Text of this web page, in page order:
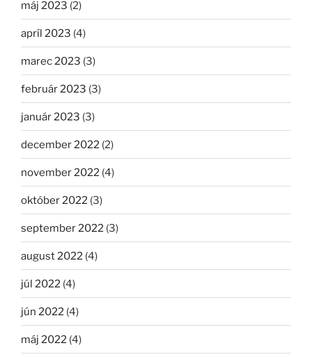
máj 2023 (2)
apríl 2023 (4)
marec 2023 (3)
február 2023 (3)
január 2023 (3)
december 2022 (2)
november 2022 (4)
október 2022 (3)
september 2022 (3)
august 2022 (4)
júl 2022 (4)
jún 2022 (4)
máj 2022 (4)